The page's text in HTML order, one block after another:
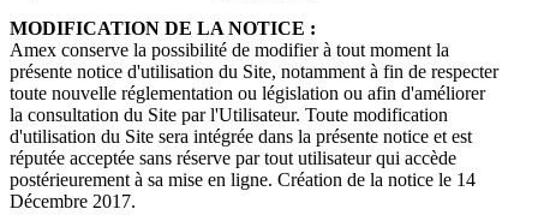
MODIFICATION DE LA NOTICE :
Amex conserve la possibilité de modifier à tout moment la
présente notice d'utilisation du Site, notamment à fin de respecter
toute nouvelle réglementation ou législation ou afin d'améliorer
la consultation du Site par l'Utilisateur. Toute modification
d'utilisation du Site sera intégrée dans la présente notice et est
réputée acceptée sans réserve par tout utilisateur qui accède
postérieurement à sa mise en ligne. Création de la notice le 14
Décembre 2017.